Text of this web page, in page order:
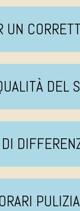
DEL